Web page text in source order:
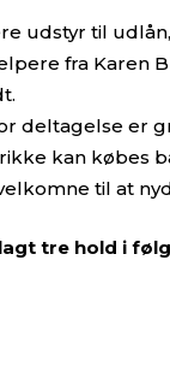
udstyr til
fra Karen
deltagelse er
kan købes
til at
tre hold i